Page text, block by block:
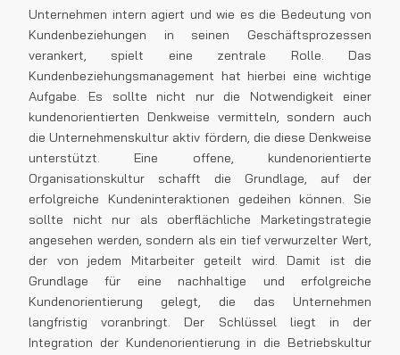
Unternehmen intern agiert und wie es die Bedeutung von
Kundenbeziehungen in seinen Geschäftsprozessen
verankert, spielt eine zentrale Rolle. Das
Kundenbeziehungsmanagement hat hierbei eine wichtige
Aufgabe. Es sollte nicht nur die Notwendigkeit einer
kundenorientierten Denkweise vermitteln, sondern auch
die Unternehmenskultur aktiv fördern, die diese Denkweise
unterstützt. Eine offene, kundenorientierte
Organisationskultur schafft die Grundlage, auf der
erfolgreiche Kundeninteraktionen gedeihen können. Sie
sollte nicht nur als oberflächliche Marketingstrategie
angesehen werden, sondern als ein tief verwurzelter Wert,
der von jedem Mitarbeiter geteilt wird. Damit ist die
Grundlage für eine nachhaltige und erfolgreiche
Kundenorientierung gelegt, die das Unternehmen
langfristig voranbringt. Der Schlüssel liegt in der
Integration der Kundenorientierung in die Betriebskultur